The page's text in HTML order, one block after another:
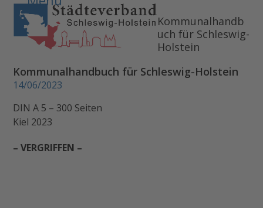
Skip
content
Open
mobile
menu
Close
mobile
menu
Kommunalhandb
uch für Schleswig-
Holstein
Kommunalhandbuch für Schleswig-Holstein
14/06/2023
DIN A 5 – 300 Seiten
Kiel 2023
– VERGRIFFEN –